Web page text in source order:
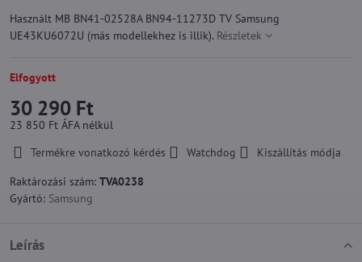
Használt MB BN41-02528A BN94-11273D TV Samsung
UE43KU6072U (más modellekhez is illik). Részletek
Elfogyott
30 290 Ft
23 850 Ft ÁFA nélkül
Termékre vonatkozó kérdés
Watchdog
Kiszállítás módja
Raktározási szám: TVA0238
Gyártó: Samsung
Leírás